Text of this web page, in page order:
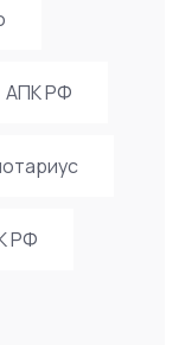
АПК РФ
РФ